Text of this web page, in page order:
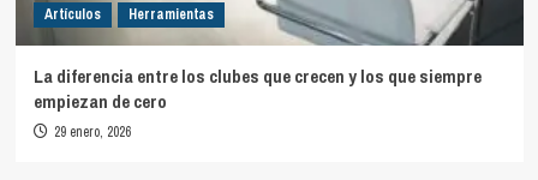
Artículos Herramientas
La diferencia entre los clubes que crecen y los que siempre
empiezan de cero
29 enero, 2026